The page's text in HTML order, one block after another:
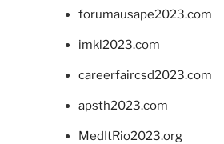
forumausape2023.com
imkl2023.com
careerfaircsd2023.com
apsth2023.com
MedItRio2023.org